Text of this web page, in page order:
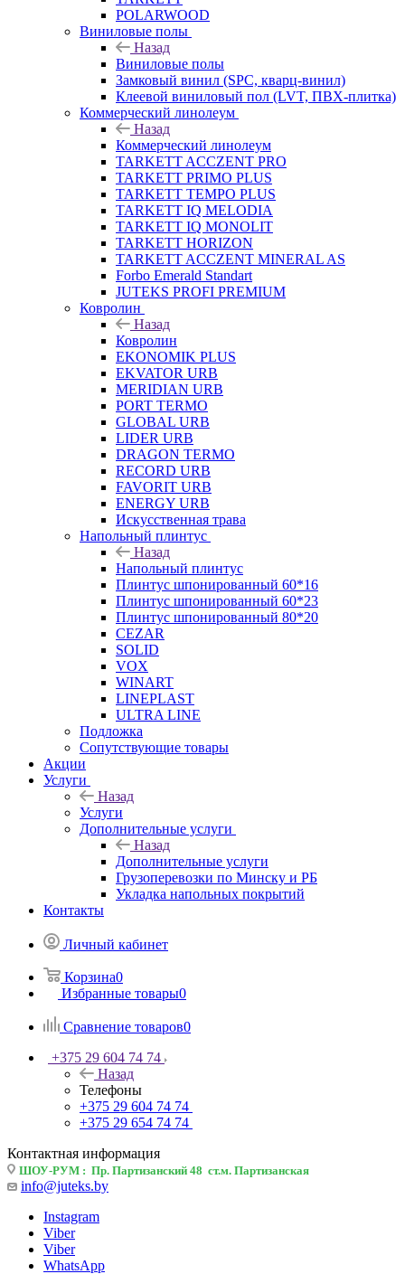
POLARWOOD
Виниловые полы
Назад
Виниловые полы
Замковый винил (SPC, кварц-винил)
Клеевой виниловый пол (LVT, ПВХ-плитка)
Коммерческий линолеум
Назад
Коммерческий линолеум
TARKETT ACCZENT PRO
TARKETT PRIMO PLUS
TARKETT TEMPO PLUS
TARKETT IQ MELODIA
TARKETT IQ MONOLIT
TARKETT HORIZON
TARKETT ACCZENT MINERAL AS
Forbo Emerald Standart
JUTEKS PROFI PREMIUM
Ковролин
Назад
Ковролин
EKONOMIK PLUS
EKVATOR URB
MERIDIAN URB
PORT TERMO
GLOBAL URB
LIDER URB
DRAGON TERMO
RECORD URB
FAVORIT URB
ENERGY URB
Искусственная трава
Напольный плинтус
Назад
Напольный плинтус
Плинтус шпонированный 60*16
Плинтус шпонированный 60*23
Плинтус шпонированный 80*20
CEZAR
SOLID
VOX
WINART
LINEPLAST
ULTRA LINE
Подложка
Сопутствующие товары
Акции
Услуги
Назад
Услуги
Дополнительные услуги
Назад
Дополнительные услуги
Грузоперевозки по Минску и РБ
Укладка напольных покрытий
Контакты
Личный кабинет
Корзина0
Избранные товары0
Сравнение товаров0
+375 29 604 74 74
Назад
Телефоны
+375 29 604 74 74
+375 29 654 74 74
Контактная информация
ШОУ-РУМ : Пр. Партизанский 48 ст.м. Партизанская
info@juteks.by
Instagram
Viber
Viber
WhatsApp